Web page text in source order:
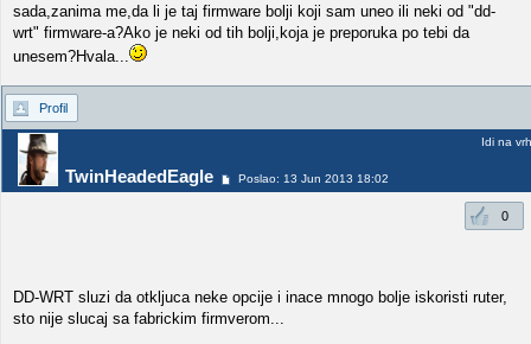
sada,zanima me,da li je taj firmware bolji koji sam uneo ili neki od "dd-
wrt" firmware-a?Ako je neki od tih bolji,koja je preporuka po tebi da
unesem?Hvala...
Profil
TwinHeadedEagle Poslao: 13 Jun 2013 18:02
Idi na vrh
0
DD-WRT sluzi da otkljuca neke opcije i inace mnogo bolje iskoristi ruter,
sto nije slucaj sa fabrickim firmverom...